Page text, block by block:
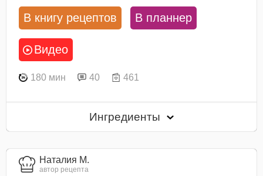
В книгу рецептов В планнер
Видео
180 мин 40 461
Ингредиенты
Наталия М.
автор рецепта